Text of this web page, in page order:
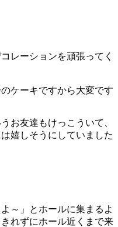
レーションを頑張ってく
ケーキですから大変です
お友達もけっこういて、
嬉しそうにしていました
～」とホールに集まるよ
れずにホール近くまで来